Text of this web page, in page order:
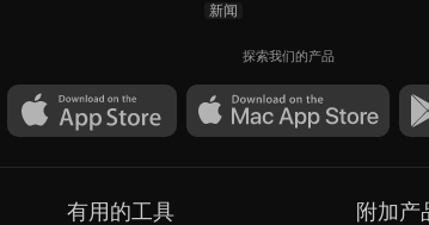
新闻
探索我们的产品
有用的工具 附加